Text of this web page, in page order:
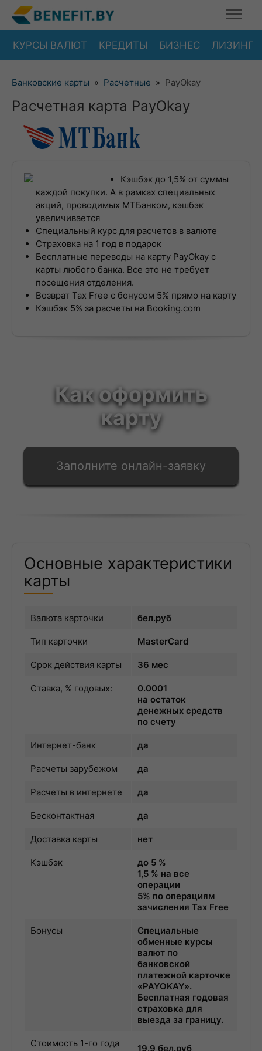
КУРСЫ ВАЛЮТ КРЕДИТЫ БИЗНЕС ЛИЗИНГ
Банковские карты » Расчетные » PayOkay
Расчетная карта PayOkay
Кэшбэк до 1,5% от суммы
каждой покупки. А в рамках специальных
акций, проводимых МТБанком, кэшбэк
увеличивается
Специальный курс для расчетов в валюте
Страховка на 1 год в подарок
Бесплатные переводы на карту PayOkay с
карты любого банка. Все это не требует
посещения отделения.
Возврат Tax Free с бонусом 5% прямо на карту
Кэшбэк 5% за расчеты на Booking.com
Как оформить
карту
Заполните онлайн-заявку
Основные характеристики
карты
Валюта карточки бел.руб
Тип карточки MasterCard
Срок действия карты 36 мес
Ставка, % годовых:
0.0001
на остаток
денежных средств
по счету
Интернет-банк да
Расчеты зарубежом да
Расчеты в интернете да
Бесконтактная да
Доставка карты нет
Кэшбэк
до 5 %
1,5 % на все
операции
5% по операциям
зачисления Tax Free
Бонусы
Специальные
обменные курсы
валют по
банковской
платежной карточке
«PAYOKAY».
Бесплатная годовая
страховка для
выезда за границу.
Стоимость 1-го года
19.9 бел.руб